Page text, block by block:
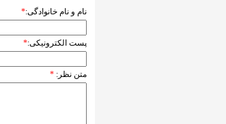
نام و نام خانوادگی:*
پست الکترونیکی:*
متن نظر: *